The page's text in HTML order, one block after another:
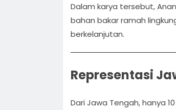
Dalam karya tersebut,
bahan bakar ramah
berkelanjutan.
Representasi
Dari Jawa Tengah, hanya